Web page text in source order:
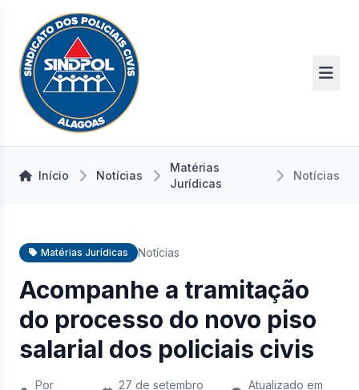
Início Notícias
Matérias
Jurídicas
Notícias
Matérias Jurídicas Notícias
Acompanhe a tramitação
do processo do novo piso
salarial dos policiais civis
Por
27 de setembro
Atualizado em